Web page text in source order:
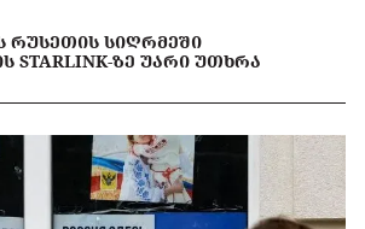
ᲠᲣᲡᲔᲗᲘᲡ ᲡᲘᲦᲠᲛᲔᲨᲘ
STARLINK-ᲖᲔ ᲣᲐᲠᲘ ᲣᲗᲮᲠᲐ